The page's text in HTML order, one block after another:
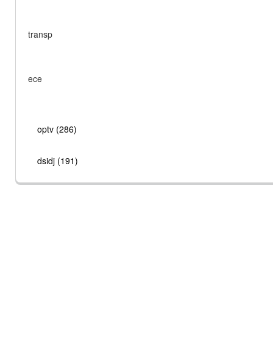
transp
ece
optv (286)
dsidj (191)